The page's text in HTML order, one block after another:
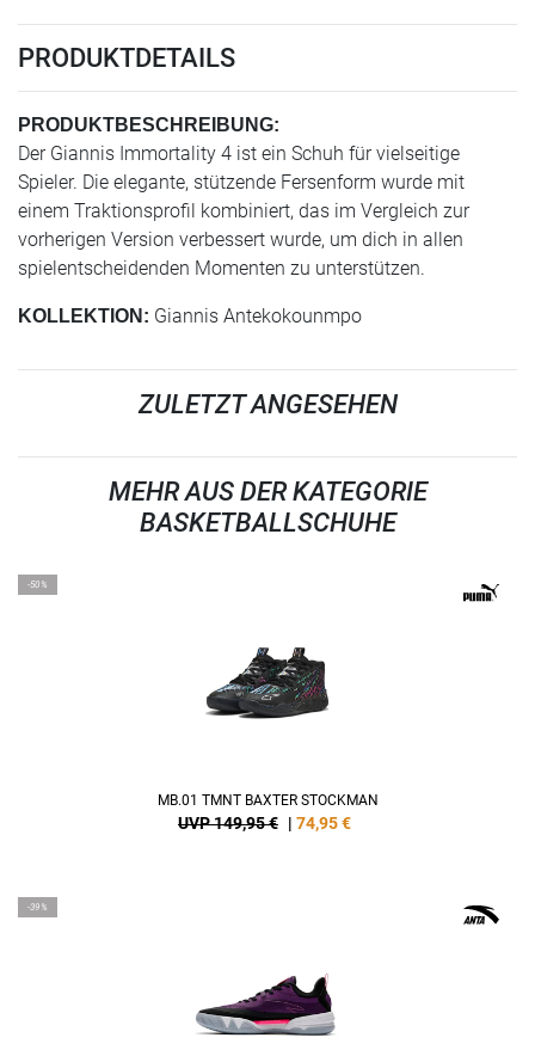
PRODUKTDETAILS
PRODUKTBESCHREIBUNG:
Der Giannis Immortality 4 ist ein Schuh für vielseitige
Spieler. Die elegante, stützende Fersenform wurde mit
einem Traktionsprofil kombiniert, das im Vergleich zur
vorherigen Version verbessert wurde, um dich in allen
spielentscheidenden Momenten zu unterstützen.
KOLLEKTION: Giannis Antekokounmpo
ZULETZT ANGESEHEN
MEHR AUS DER KATEGORIE
BASKETBALLSCHUHE
-50%
MB.01 TMNT BAXTER STOCKMAN
UVP 149,95 € | 74,95€
-39%